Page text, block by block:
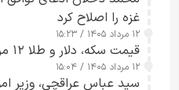
غزه را اصلاح کرد
۱۲ مرداد ۱۴۰۵ / ۱۵:۲۳
قیمت سکه، دلار و طلا ۱۲ مرداد+ جدول
۱۲ مرداد ۱۴۰۵ / ۱۵:۰۴
سید عباس عراقچی، وزیر